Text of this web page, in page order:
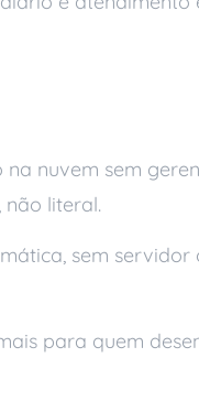
na nuvem sem
não literal.
sem
para quem